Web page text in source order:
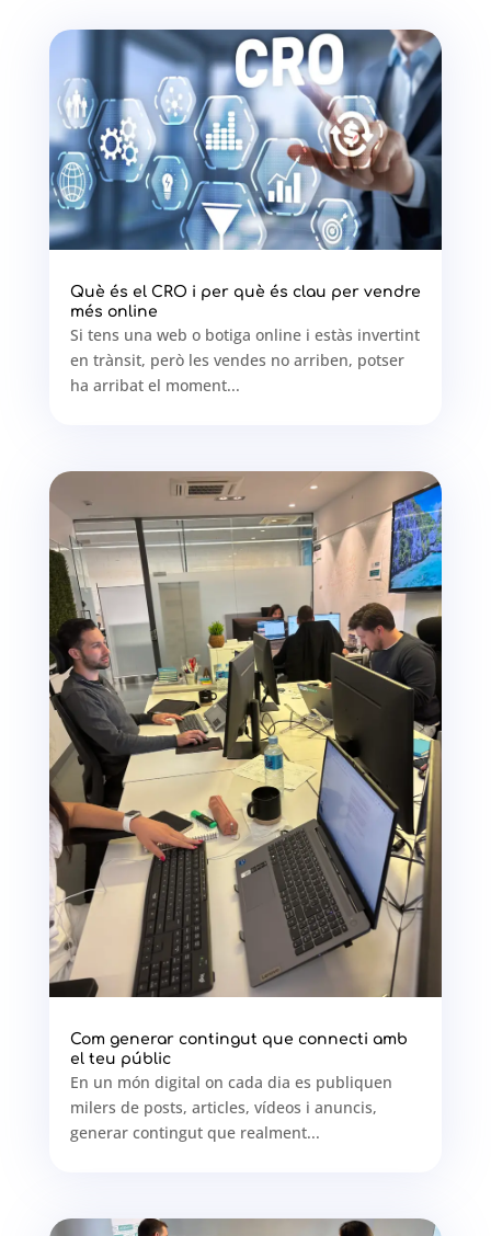
Què és el CRO i per què és clau per vendre
més online
Si tens una web o botiga online i estàs invertint
en trànsit, però les vendes no arriben, potser
ha arribat el moment...
Com generar contingut que connecti amb
el teu públic
En un món digital on cada dia es publiquen
milers de posts, articles, vídeos i anuncis,
generar contingut que realment...